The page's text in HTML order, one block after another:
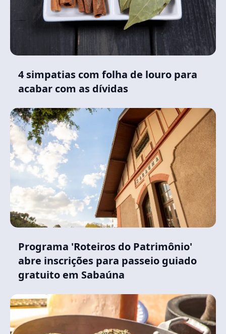
4 simpatias com folha de louro para
acabar com as dívidas
Programa 'Roteiros do Patrimônio'
abre inscrições para passeio guiado
gratuito em Sabaúna